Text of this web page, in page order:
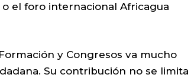
o el foro internacional Africagua
y Congresos va mucho
Su contribución no se limita